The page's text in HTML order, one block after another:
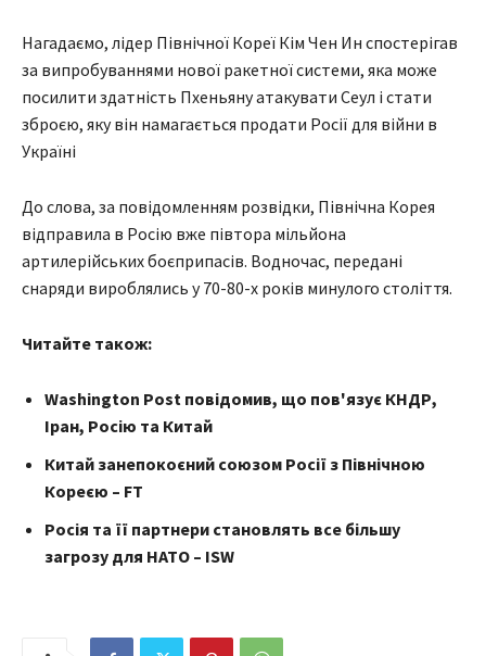
Нагадаємо, лідер Північної Кореї Кім Чен Ин спостерігав
за випробуваннями нової ракетної системи, яка може
посилити здатність Пхеньяну атакувати Сеул і стати
зброєю, яку він намагається продати Росії для війни в
Україні
До слова, за повідомленням розвідки, Північна Корея
відправила в Росію вже півтора мільйона
артилерійських боєприпасів. Водночас, передані
снаряди вироблялись у 70-80-х років минулого століття.
Читайте також:
Washington Post повідомив, що пов'язує КНДР,
Іран, Росію та Китай
Китай занепокоєний союзом Росії з Північною
Кореєю – FT
Росія та її партнери становлять все більшу
загрозу для НАТО – ISW